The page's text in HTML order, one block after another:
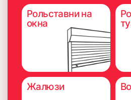
Рольставни на
окна
Жалюзи